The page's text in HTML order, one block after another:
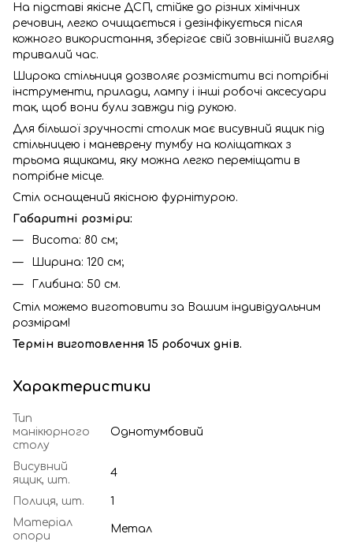
На підставі якісне ДСП, стійке до різних хімічних
речовин, легко очищається і дезінфікується після
кожного використання, зберігає свій зовнішній вигляд
тривалий час.
Широка стільниця дозволяє розмістити всі потрібні
інструменти, прилади, лампу і інші робочі аксесуари
так, щоб вони були завжди під рукою.
Для більшої зручності столик має висувний ящик під
стільницею і маневрену тумбу на коліщатках з
трьома ящиками, яку можна легко переміщати в
потрібне місце.
Стіл оснащений якісною фурнітурою.
Габаритні розміри:
Висота: 80 см;
Ширина: 120 см;
Глибина: 50 см.
Стіл можемо виготовити за Вашим індивідуальним
розмірам!
Термін виготовлення 15 робочих днів.
Характеристики
Тип
манікюрного
столу
Однотумбовий
Висувний
ящик, шт.
4
Полиця, шт.
1
Матеріал
опори
Метал